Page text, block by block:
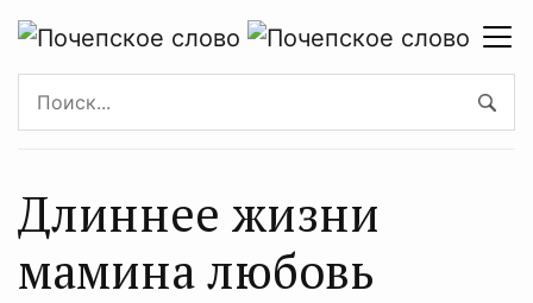
Длиннее жизни
мамина любовь